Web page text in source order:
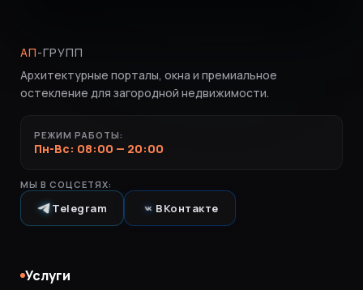
АП-ГРУПП
Архитектурные порталы, окна и премиальное
остекление для загородной недвижимости.
РЕЖИМ РАБОТЫ:
Пн-Вс: 08:00 — 20:00
МЫ В СОЦСЕТЯХ:
Telegram ВКонтакте
Услуги